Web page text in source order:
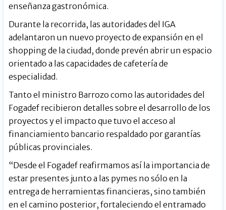
enseñanza gastronómica.
Durante la recorrida, las autoridades del IGA
adelantaron un nuevo proyecto de expansión en el
shopping de la ciudad, donde prevén abrir un espacio
orientado a las capacidades de cafetería de
especialidad.
Tanto el ministro Barrozo como las autoridades del
Fogadef recibieron detalles sobre el desarrollo de los
proyectos y el impacto que tuvo el acceso al
financiamiento bancario respaldado por garantías
públicas provinciales.
“Desde el Fogadef reafirmamos así la importancia de
estar presentes junto a las pymes no sólo en la
entrega de herramientas financieras, sino también
en el camino posterior, fortaleciendo el entramado